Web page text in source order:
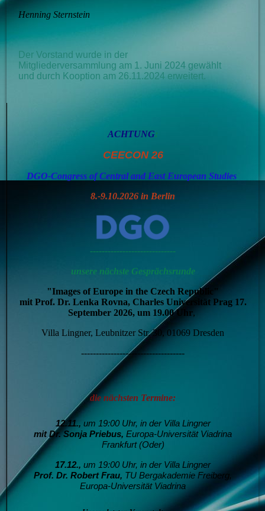
Henning Sternstein
Der Vorstand wurde in der
Mitgliederversammlung am 1. Juni 2024 gewählt
und durch Kooption am 26.11.2024 erweitert.
ACHTUNG:
CEECON 26
DGO-Congress of Central and East European Studies
8.-9.10.2026 in Berlin
-----------------------------
unsere nächste Gesprächsrunde
"Images of Europe in the Czech Republic"
mit Prof. Dr. Lenka Rovna, Charles Universität Prag 17.
September 2026, um 19.00 Uhr,
Villa Lingner, Leubnitzer Str. 30, 01069 Dresden
-----------------------------------
die nächsten Termine:
12.11., um 19:00 Uhr, in der Villa Lingner
mit Dr. Sonja Priebus, Europa-Universität Viadrina
Frankfurt (Oder)
17.12., um 19:00 Uhr, in der Villa Lingner
Prof. Dr. Robert Frau, TU Bergakademie Freiberg,
Europa-Universität Viadrina